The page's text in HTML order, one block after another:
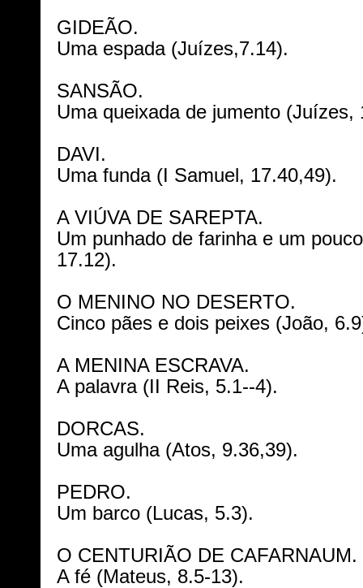
GIDEÃO.
Uma espada (Juízes,7.14).
SANSÃO.
Uma queixada de jumento (Juízes,
DAVI.
Uma funda (I Samuel, 17.40,49).
A VIÚVA DE SAREPTA.
Um punhado de farinha e um
17.12).
O MENINO NO DESERTO.
Cinco pães e dois peixes (João,
A MENINA ESCRAVA.
A palavra (II Reis, 5.1--4).
DORCAS.
Uma agulha (Atos, 9.36,39).
PEDRO.
Um barco (Lucas, 5.3).
O CENTURIÃO DE CAFARNAUM.
A fé (Mateus, 8.5-13).